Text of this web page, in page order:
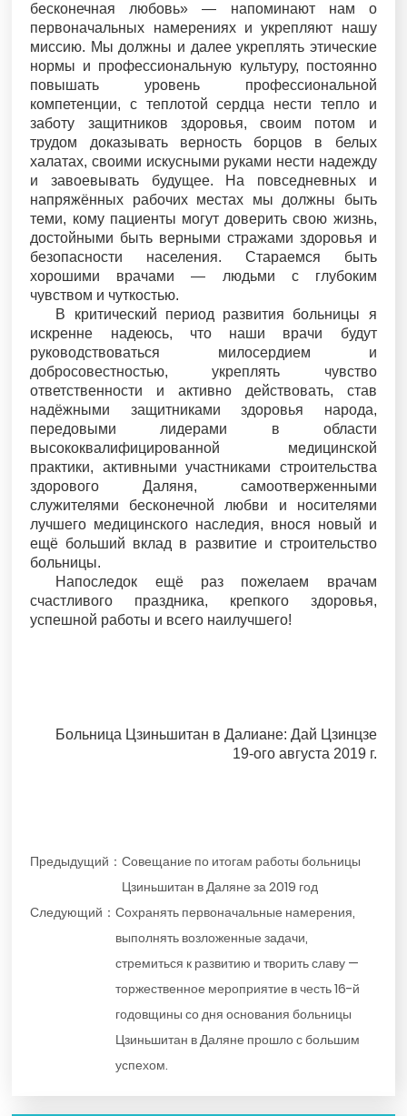
бесконечная любовь» — напоминают нам о
первоначальных намерениях и укрепляют нашу
миссию. Мы должны и далее укреплять этические
нормы и профессиональную культуру, постоянно
повышать уровень профессиональной
компетенции, с теплотой сердца нести тепло и
заботу защитников здоровья, своим потом и
трудом доказывать верность борцов в белых
халатах, своими искусными руками нести надежду
и завоевывать будущее. На повседневных и
напряжённых рабочих местах мы должны быть
теми, кому пациенты могут доверить свою жизнь,
достойными быть верными стражами здоровья и
безопасности населения. Стараемся быть
хорошими врачами — людьми с глубоким
чувством и чуткостью.
В критический период развития больницы я
искренне надеюсь, что наши врачи будут
руководствоваться милосердием и
добросовестностью, укреплять чувство
ответственности и активно действовать, став
надёжными защитниками здоровья народа,
передовыми лидерами в области
высококвалифицированной медицинской
практики, активными участниками строительства
здорового Даляня, самоотверженными
служителями бесконечной любви и носителями
лучшего медицинского наследия, внося новый и
ещё больший вклад в развитие и строительство
больницы.
Напоследок ещё раз пожелаем врачам
счастливого праздника, крепкого здоровья,
успешной работы и всего наилучшего!
Больница Цзиньшитан в Далиане: Дай Цзинцзе
19-ого августа 2019 г.
Предыдущий：Совещание по итогам работы больницы
Цзиньшитан в Даляне за 2019 год
Следующий：Сохранять первоначальные намерения,
выполнять возложенные задачи,
стремиться к развитию и творить славу —
торжественное мероприятие в честь 16-й
годовщины со дня основания больницы
Цзиньшитан в Даляне прошло с большим
успехом.